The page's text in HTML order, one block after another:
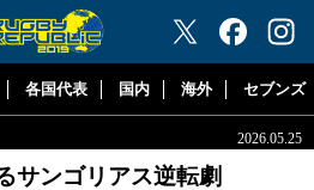
"ラグビーリパブリック"
各国代表 国内 海外 セブンズ
2026.05.25
サンゴリアス逆転劇